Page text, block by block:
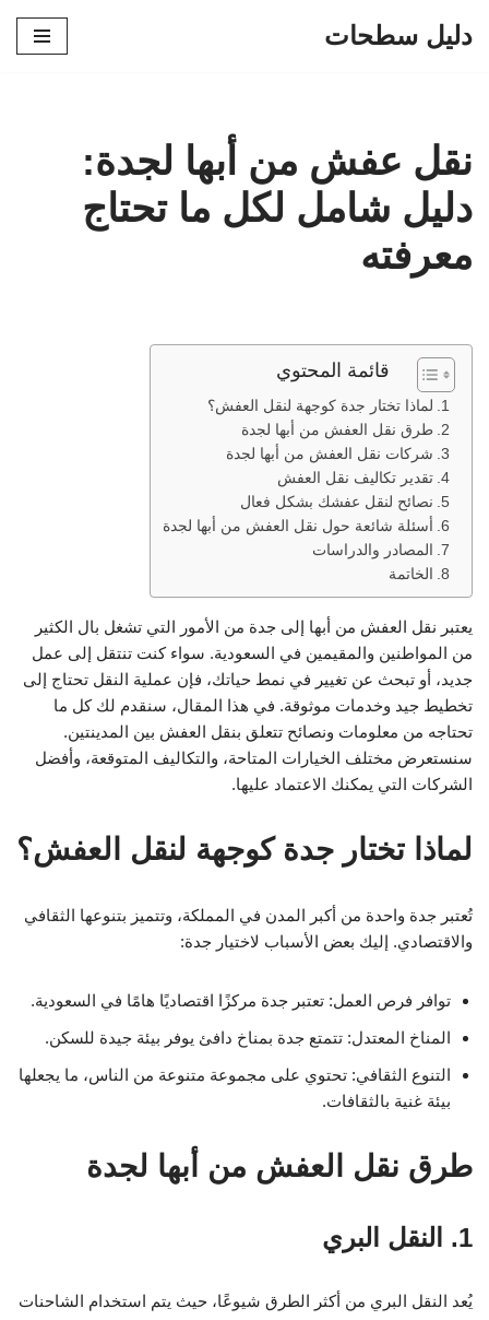
دليل سطحات
نقل عفش من أبها لجدة:
دليل شامل لكل ما تحتاج
معرفته
قائمة المحتوي
لماذا تختار جدة كوجهة لنقل العفش؟
طرق نقل العفش من أبها لجدة
شركات نقل العفش من أبها لجدة
تقدير تكاليف نقل العفش
نصائح لنقل عفشك بشكل فعال
أسئلة شائعة حول نقل العفش من أبها لجدة
المصادر والدراسات
الخاتمة
يعتبر نقل العفش من أبها إلى جدة من الأمور التي تشغل بال الكثير
من المواطنين والمقيمين في السعودية. سواء كنت تنتقل إلى عمل
جديد، أو تبحث عن تغيير في نمط حياتك، فإن عملية النقل تحتاج إلى
تخطيط جيد وخدمات موثوقة. في هذا المقال، سنقدم لك كل ما
تحتاجه من معلومات ونصائح تتعلق بنقل العفش بين المدينتين.
سنستعرض مختلف الخيارات المتاحة، والتكاليف المتوقعة، وأفضل
الشركات التي يمكنك الاعتماد عليها.
لماذا تختار جدة كوجهة لنقل العفش؟
تُعتبر جدة واحدة من أكبر المدن في المملكة، وتتميز بتنوعها الثقافي
والاقتصادي. إليك بعض الأسباب لاختيار جدة:
توافر فرص العمل: تعتبر جدة مركزًا اقتصاديًا هامًا في السعودية.
المناخ المعتدل: تتمتع جدة بمناخ دافئ يوفر بيئة جيدة للسكن.
التنوع الثقافي: تحتوي على مجموعة متنوعة من الناس، ما يجعلها
بيئة غنية بالثقافات.
طرق نقل العفش من أبها لجدة
1. النقل البري
يُعد النقل البري من أكثر الطرق شيوعًا، حيث يتم استخدام الشاحنات